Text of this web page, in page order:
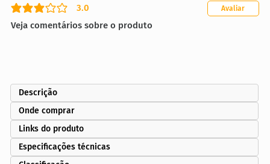
3.0
classificação média é 3 de 5
Veja comentários sobre o produto
Avaliar
Descrição
Onde comprar
Links do produto
Especificações técnicas